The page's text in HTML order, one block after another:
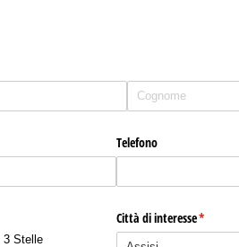
Telefono
3 Stelle
Città di interesse*
(richiesto)